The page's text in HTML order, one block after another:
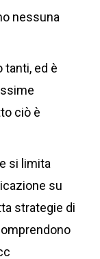
nessuna
tanti, ed è
ciò è
si limita
su
strategie di